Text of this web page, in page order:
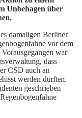
Unbehagen über
damaligen Berliner
vor dem
war
dass
CSD auch an
werden durften.
geschrieben –